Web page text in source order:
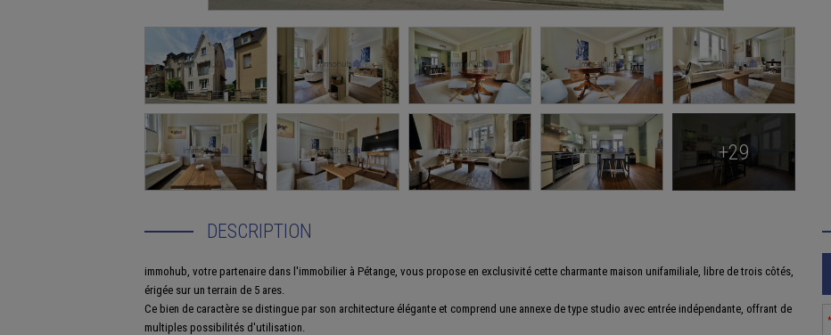
+29
DESCRIPTION
immohub, votre partenaire dans l'immobilier à Pétange, vous propose en exclusivité cette charmante maison unifamiliale, libre de trois côtés,
érigée sur un terrain de 5 ares.
Ce bien de caractère se distingue par son architecture élégante et comprend une annexe de type studio avec entrée indépendante, offrant de
multiples possibilités d'utilisation.